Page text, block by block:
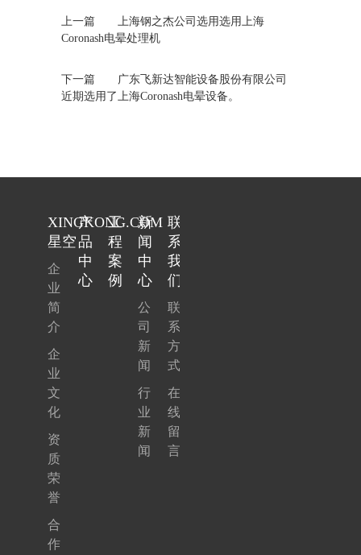
上一篇
上海钢之杰公司选用选用上海
Coronash电晕处理机
下一篇
广东飞新达智能设备股份有限公司
近期选用了上海Coronash电晕设备。
XINGKONG.COM
星空
企
业
简
介
企
业
文
化
资
质
荣
誉
合
作
产
品
中
心
工
程
案
例
新
闻
中
心
公
司
新
闻
行
业
新
闻
联
系
我
们
联
系
方
式
在
线
留
言